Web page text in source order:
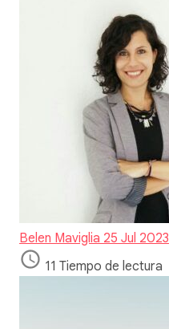
Belen Maviglia 25 Jul 2023
11 Tiempo de lectura